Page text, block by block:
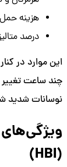
هزینه
درصد
چند ساعت
نوسانات شدید
(HBI)